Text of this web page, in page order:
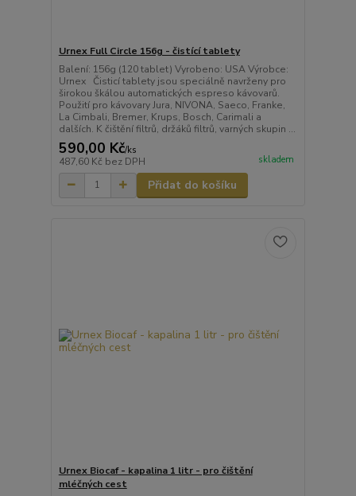
Urnex Full Circle 156g - čistící tablety
Balení: 156g (120 tablet) Vyrobeno: USA Výrobce:
Urnex Čisticí tablety jsou speciálně navrženy pro
širokou škálou automatických espreso kávovarů.
Použití pro kávovary Jura, NIVONA, Saeco, Franke,
La Cimbali, Bremer, Krups, Bosch, Carimali a
dalších. K čištění filtrů, držáků filtrů, varných skupin ...
590,00 Kč/ks
487,60 Kč bez DPH skladem
Přidat do košíku
Urnex Biocaf - kapalina 1 litr - pro čištění
mléčných cest